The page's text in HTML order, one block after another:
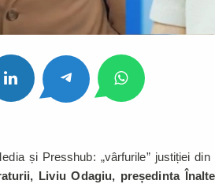
și Presshub: „vârfurile” justiției din
Liviu Odagiu, președinta